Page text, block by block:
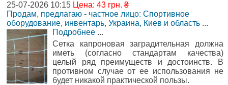
25-07-2026 10:15 Цена: 43 грн. ₴
Продам, предлагаю - частное лицо: Спортивное
оборудование, инвентарь, Украина, Киев и область ...
Подробнее ...
Сетка капроновая заградительная должна
иметь (согласно стандартам качества)
целый ряд преимуществ и достоинств. В
противном случае от ее использования не
будет никакой практической пользы.